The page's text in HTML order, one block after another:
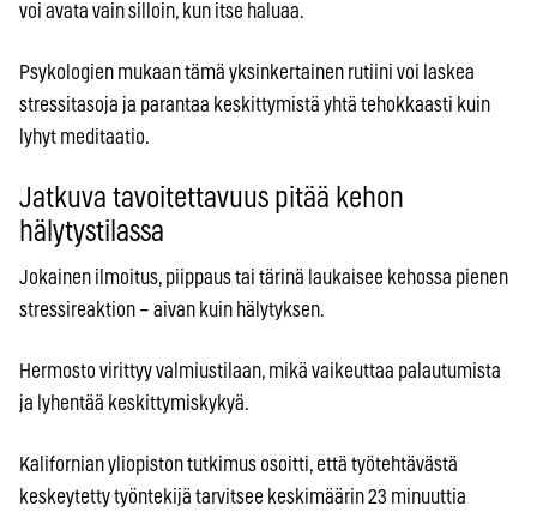
voi avata vain silloin, kun itse haluaa.
Psykologien mukaan tämä yksinkertainen rutiini voi laskea
stressitasoja ja parantaa keskittymistä yhtä tehokkaasti kuin
lyhyt meditaatio.
Jatkuva tavoitettavuus pitää kehon
hälytystilassa
Jokainen ilmoitus, piippaus tai tärinä laukaisee kehossa pienen
stressireaktion – aivan kuin hälytyksen.
Hermosto virittyy valmiustilaan, mikä vaikeuttaa palautumista
ja lyhentää keskittymiskykyä.
Kalifornian yliopiston tutkimus osoitti, että työtehtävästä
keskeytetty työntekijä tarvitsee keskimäärin 23 minuuttia